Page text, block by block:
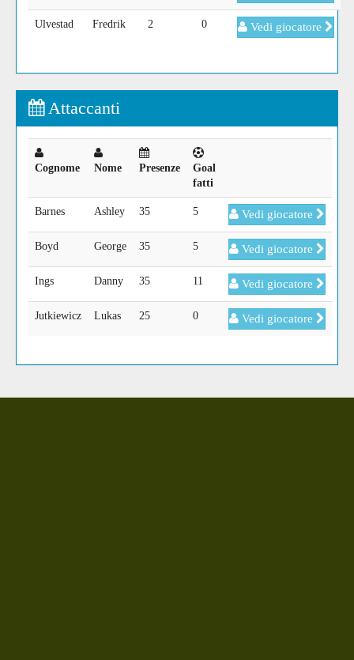
Ulvestad Fredrik 2 0 Vedi giocatore
Attaccanti
Cognome Nome Presenze
Goal
fatti
Barnes Ashley 35 5 Vedi giocatore
Boyd George 35 5 Vedi giocatore
Ings Danny 35 11 Vedi giocatore
Jutkiewicz Lukas 25 0 Vedi giocatore